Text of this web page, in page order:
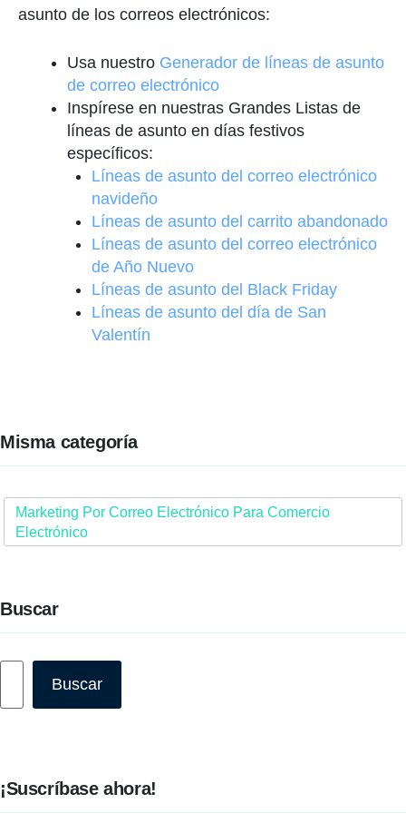
asunto de los correos electrónicos:
Usa nuestro Generador de líneas de asunto
de correo electrónico
Inspírese en nuestras Grandes Listas de
líneas de asunto en días festivos
específicos:
Líneas de asunto del correo electrónico
navideño
Líneas de asunto del carrito abandonado
Líneas de asunto del correo electrónico
de Año Nuevo
Líneas de asunto del Black Friday
Líneas de asunto del día de San
Valentín
Misma categoría
Marketing Por Correo Electrónico Para Comercio
Electrónico
Buscar
Buscar
¡Suscríbase ahora!